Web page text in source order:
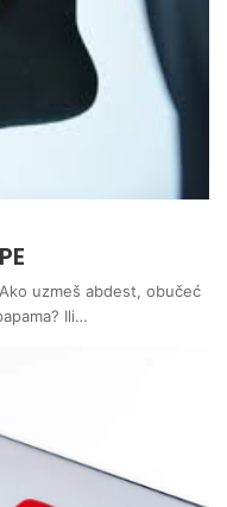
uzmeš abdest, obučeć
Ili…